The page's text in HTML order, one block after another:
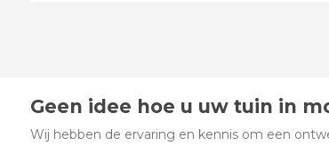
Geen idee hoe u uw tuin in
Wij hebben de ervaring en kennis om een